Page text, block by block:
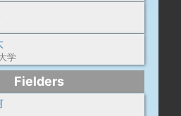
学
Fielders